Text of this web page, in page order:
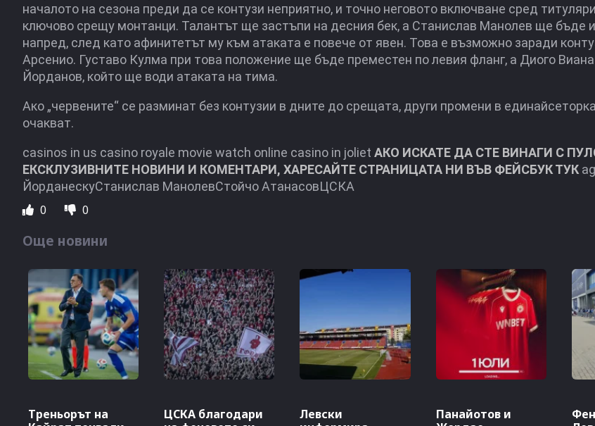
началото на сезона преди да се контузи неприятно, и точно неговото включване сред
ключово срещу монтанци. Талантът ще застъпи на десния бек, а Станислав Манолев ще бъде
напред, след като афинитетът му към атаката е повече от явен. Това е възможно заради
Арсенио. Густаво Кулма при това положение ще бъде преместен по левия фланг, а Диого
Йорданов, който ще води атаката на тима.
Ако „червените“ се разминат без контузии в дните до срещата, други промени в
очакват.
casinos in us casino royale movie watch online casino in joliet АКО ИСКАТЕ ДА СТЕ ВИНАГИ С
ЕКСКЛУЗИВНИТЕ НОВИНИ И КОМЕНТАРИ, ХАРЕСАЙТЕ СТРАНИЦАТА НИ ВЪВ ФЕЙСБУК ТУК
ЙорданескуСтанислав МанолевСтойчо АтанасовЦСКА
0 0
Още новини
Треньорът на
ЦСКА благодари
Левски
Панайотов и